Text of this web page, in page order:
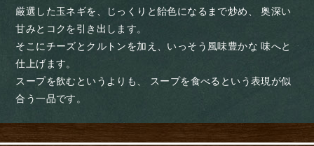
厳選した玉ネギを、じっくりと飴色になるまで炒め、
奥深い
甘みとコクを引き出します。
そこにチーズとクルトンを加え、いっそう風味豊かな 味へと
仕上げます。
スープを飲むというよりも、
スープを食べるという表現が似
合う一品です。